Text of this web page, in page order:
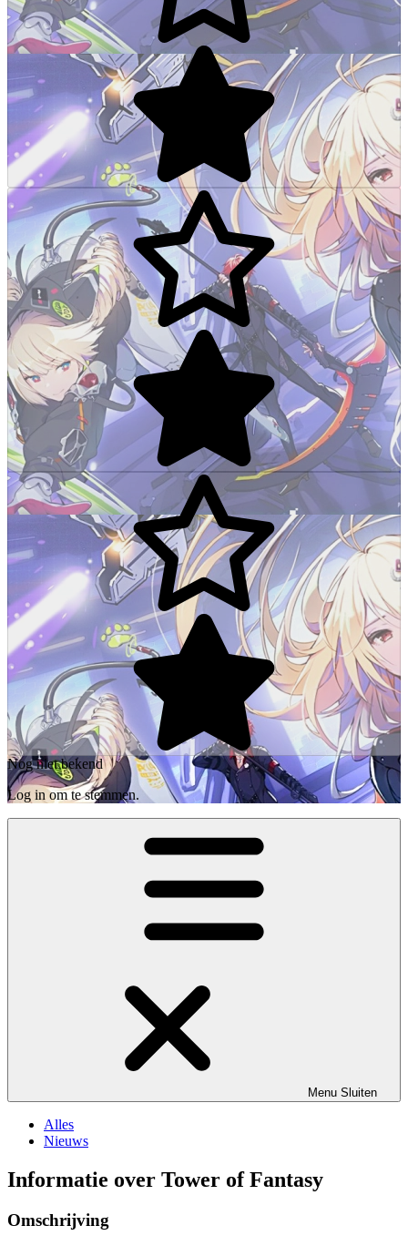
Nog niet bekend
Log in om te stemmen.
Menu Sluiten
Alles
Nieuws
Informatie over Tower of Fantasy
Omschrijving